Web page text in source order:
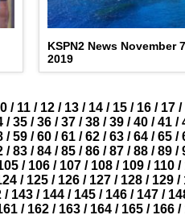
KSPN2 News November
2019
/ 11 / 12 / 13 / 14 / 15 / 16 / 17 /
/ 35 / 36 / 37 / 38 / 39 / 40 / 41 /
/ 59 / 60 / 61 / 62 / 63 / 64 / 65 /
/ 83 / 84 / 85 / 86 / 87 / 88 / 89 /
/ 106/ 107/ 108/ 109/ 110/
/ 125 / 126 / 127 / 128 / 129 /
/ 143 / 144 / 145 / 146 / 147 /
/ 162/ 163/ 164/ 165/ 166/